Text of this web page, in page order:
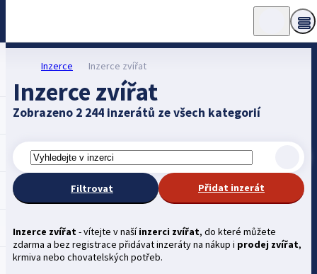
Inzerce Inzerce zvířat
Inzerce zvířat
Zobrazeno 2 244 inzerátů ze všech kategorií
Filtrovat Přidat inzerát
Inzerce zvířat- vítejte v našíinzerci zvířat, do které můžete
zdarma a bez registrace přidávat inzeráty na nákup i prodej zvířat,
krmiva nebo chovatelských potřeb.